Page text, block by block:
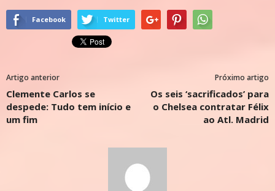
Facebook Twitter
Artigo anterior
Clemente Carlos se
despede: Tudo tem início e
um fim
Próximo artigo
Os seis ‘sacrificados’ para
o Chelsea contratar Félix
ao Atl. Madrid